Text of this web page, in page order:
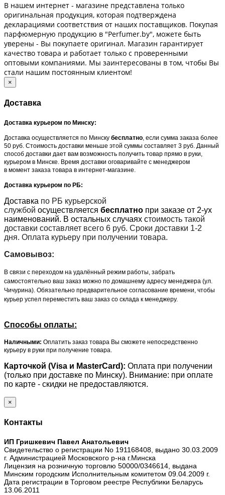
В нашем интернет - магазине представлена только
оригинальная продукция, которая подтверждена
декларациями соответствия от наших поставщиков. Покупая
парфюмерную продукцию в "Perfumer.by", можете быть
уверены - Вы покупаете оригинал. Магазин гарантирует
качество товара и работает только с проверенными
оптовыми компаниями. Мы заинтересованы в том, чтобы Вы
стали нашим постоянным клиентом!
×
Доставка
Доставка курьером по Минску:
Доставка осуществляется по Минску бесплатно, если сумма заказа более
50 руб. Стоимость доставки меньше этой суммы составляет 3 руб. Данный
способ доставки дает вам возможность получить товар прямо в руки,
курьером в Минске. Время доставки оговаривайте с менеджером
в момент заказа товара в интернет-магазине.
Доставка курьером по РБ:
Доставка по РБ курьерской
службой осуществляется бесплатно при заказе от 2-ух
наименований. В остальных случаях стоимость такой
доставки составляет всего 6 руб. Сроки доставки 1-2
дня. Оплата курьеру при получении товара.
Самовывоз:
В связи с переходом на удалённый режим работы, забрать
самостоятельно ваш заказ можно по домашнему адресу менеджера (ул.
Чичурина). Обязательно предварительное согласование времени, чтобы
курьер успел переместить ваш заказ со склада к менеджеру.
Способы оплаты:
Наличными: Оплатить заказ товара Вы сможете непосредственно
курьеру в руки при получение товара.
Карточкой (Visa и MasterCard): Оплата при получении
(только при доставке по Минску). Внимание: при оплате
по карте - скидки не предоставляются.
×
Контакты
ИП Гришкевич Павел Анатольевич
Свидетельство о регистрации No 191168408, выдано 30.03.2009
г. Администрацией Московского р-на г.Минска
Лицензия на розничную торговлю 50000/0346614, выдана
Минским городским Исполнительным комитетом 09.04.2009 г.
Дата регистрации в Торговом реестре Республики Беларусь
13.06.2011